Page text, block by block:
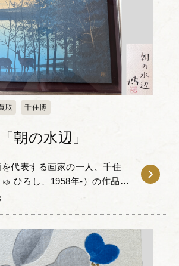
取 千住博
朝の水辺」
代表する画家の一人、千住
ひろし、1958年-）の作品
をお譲りいただきました。
...